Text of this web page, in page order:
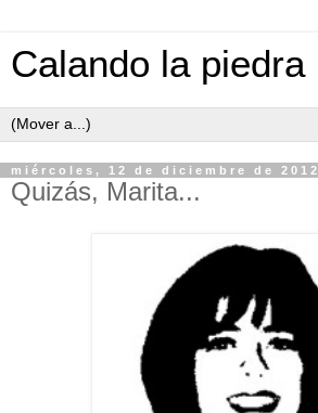
Calando la piedra
miércoles, 12 de diciembre de 2012
Quizás, Marita...